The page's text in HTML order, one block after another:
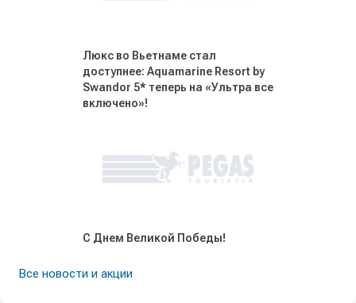
Люкс во Вьетнаме стал
доступнее: Aquamarine Resort by
Swandor 5* теперь на «Ультра все
включено»!
С Днем Великой Победы!
Все новости и акции